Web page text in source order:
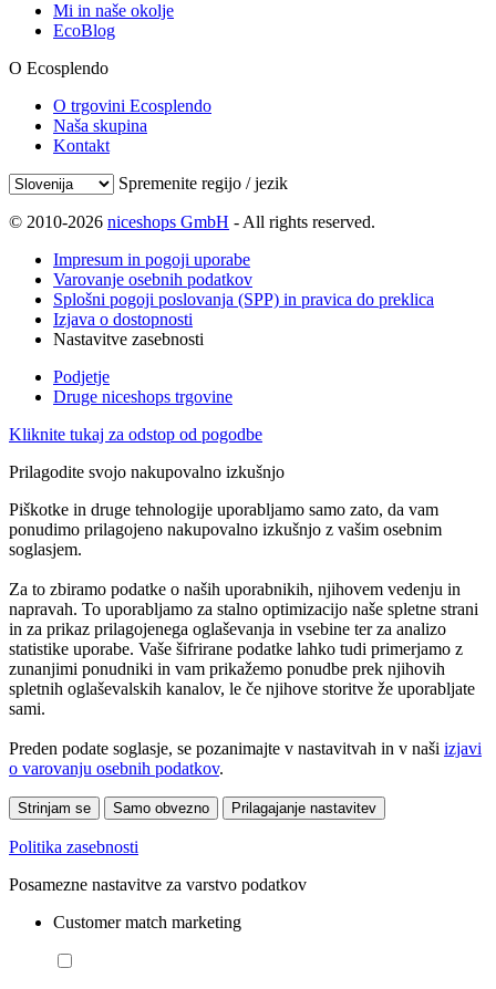
Mi in naše okolje
EcoBlog
O Ecosplendo
O trgovini Ecosplendo
Naša skupina
Kontakt
Spremenite regijo / jezik
© 2010-2026 niceshops GmbH - All rights reserved.
Impresum in pogoji uporabe
Varovanje osebnih podatkov
Splošni pogoji poslovanja (SPP) in pravica do preklica
Izjava o dostopnosti
Nastavitve zasebnosti
Podjetje
Druge niceshops trgovine
Kliknite tukaj za odstop od pogodbe
Prilagodite svojo nakupovalno izkušnjo
Piškotke in druge tehnologije uporabljamo samo zato, da vam
ponudimo prilagojeno nakupovalno izkušnjo z vašim osebnim
soglasjem.
Za to zbiramo podatke o naših uporabnikih, njihovem vedenju in
napravah. To uporabljamo za stalno optimizacijo naše spletne strani
in za prikaz prilagojenega oglaševanja in vsebine ter za analizo
statistike uporabe. Vaše šifrirane podatke lahko tudi primerjamo z
zunanjimi ponudniki in vam prikažemo ponudbe prek njihovih
spletnih oglaševalskih kanalov, le če njihove storitve že uporabljate
sami.
Preden podate soglasje, se pozanimajte v nastavitvah in v naši izjavi
o varovanju osebnih podatkov.
Strinjam se Samo obvezno Prilagajanje nastavitev
Politika zasebnosti
Posamezne nastavitve za varstvo podatkov
Customer match marketing